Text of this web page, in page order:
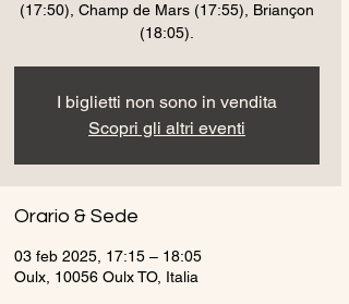
(17:50), Champ de Mars (17:55), Briançon
(18:05).
I biglietti non sono in vendita
Scopri gli altri eventi
Orario & Sede
03 feb 2025, 17:15 – 18:05
Oulx, 10056 Oulx TO, Italia